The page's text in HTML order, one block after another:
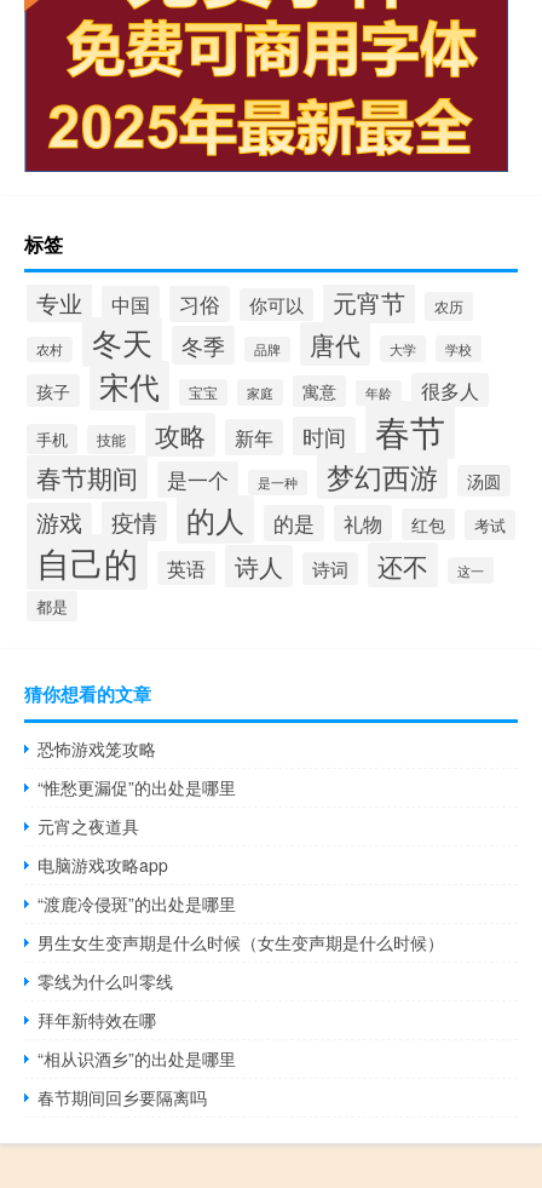
标签
专业 中国 习俗 你可以 元宵节 农历
农村 冬天 冬季 品牌 唐代 大学 学校
孩子 宋代 宝宝 家庭 寓意 年龄 很多人
手机 技能 攻略 新年 时间 春节
春节期间 是一个 是一种 梦幻西游 汤圆
游戏 疫情 的人 的是 礼物 红包 考试
自己的 英语 诗人 诗词 还不 这一
都是
猜你想看的文章
恐怖游戏笼攻略
“惟愁更漏促”的出处是哪里
元宵之夜道具
电脑游戏攻略app
“渡鹿冷侵斑”的出处是哪里
男生女生变声期是什么时候（女生变声期是什么时候）
零线为什么叫零线
拜年新特效在哪
“相从识酒乡”的出处是哪里
春节期间回乡要隔离吗